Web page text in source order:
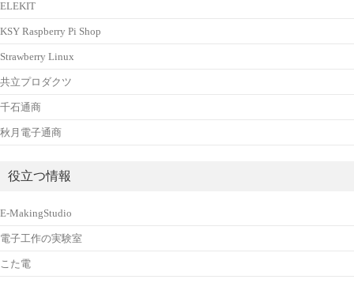
ELEKIT
KSY Raspberry Pi Shop
Strawberry Linux
共立プロダクツ
千石通商
秋月電子通商
役立つ情報
E-MakingStudio
電子工作の実験室
こた電